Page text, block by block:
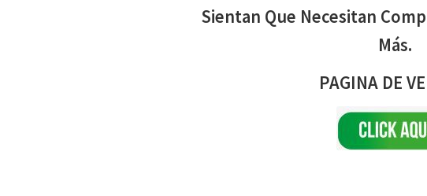
Sientan Que Necesitan
Más.
PAGINA DE